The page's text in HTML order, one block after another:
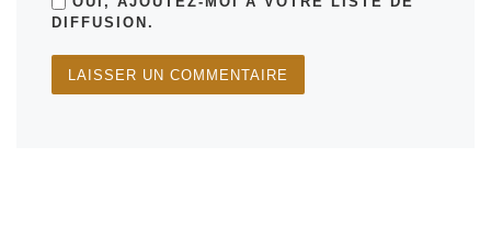
DIFFUSION.